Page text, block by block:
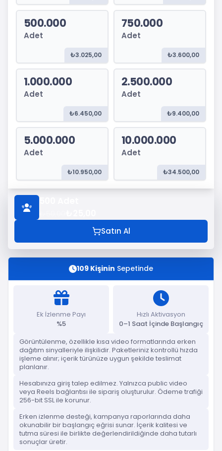
500.000
Adet
₺3.025,00
750.000
Adet
₺3.600,00
1.000.000
Adet
₺6.450,00
2.500.000
Adet
₺9.400,00
5.000.000
Adet
₺10.950,00
10.000.000
Adet
₺34.500,00
Satın Al
109 Kişinin Sepetinde
Ek İzlenme Payı
%5
Hızlı Aktivasyon
0–1 Saat İçinde Başlangıç
Görüntülenme, özellikle kısa video formatlarında erken
dağıtım sinyalleriyle ilişkilidir. Paketleriniz kontrollü hızda
işleme alınır; içerik türünüze uygun şekilde teslimat
planlanır.
Hesabınıza giriş talep edilmez. Yalnızca public video
veya Reels bağlantısı ile sipariş oluşturulur. Ödeme trafiği
256-bit SSL ile korunur.
Erken izlenme desteği, kampanya raporlarında daha
okunabilir bir başlangıç eğrisi sunar. İçerik kalitesi ve
tutma süresi ile birlikte değerlendirildiğinde daha tutarlı
sonuçlar üretir.